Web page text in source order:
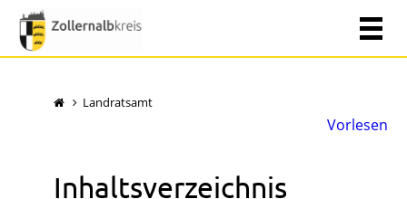
Landratsamt
Vorlesen
Inhaltsverzeichnis